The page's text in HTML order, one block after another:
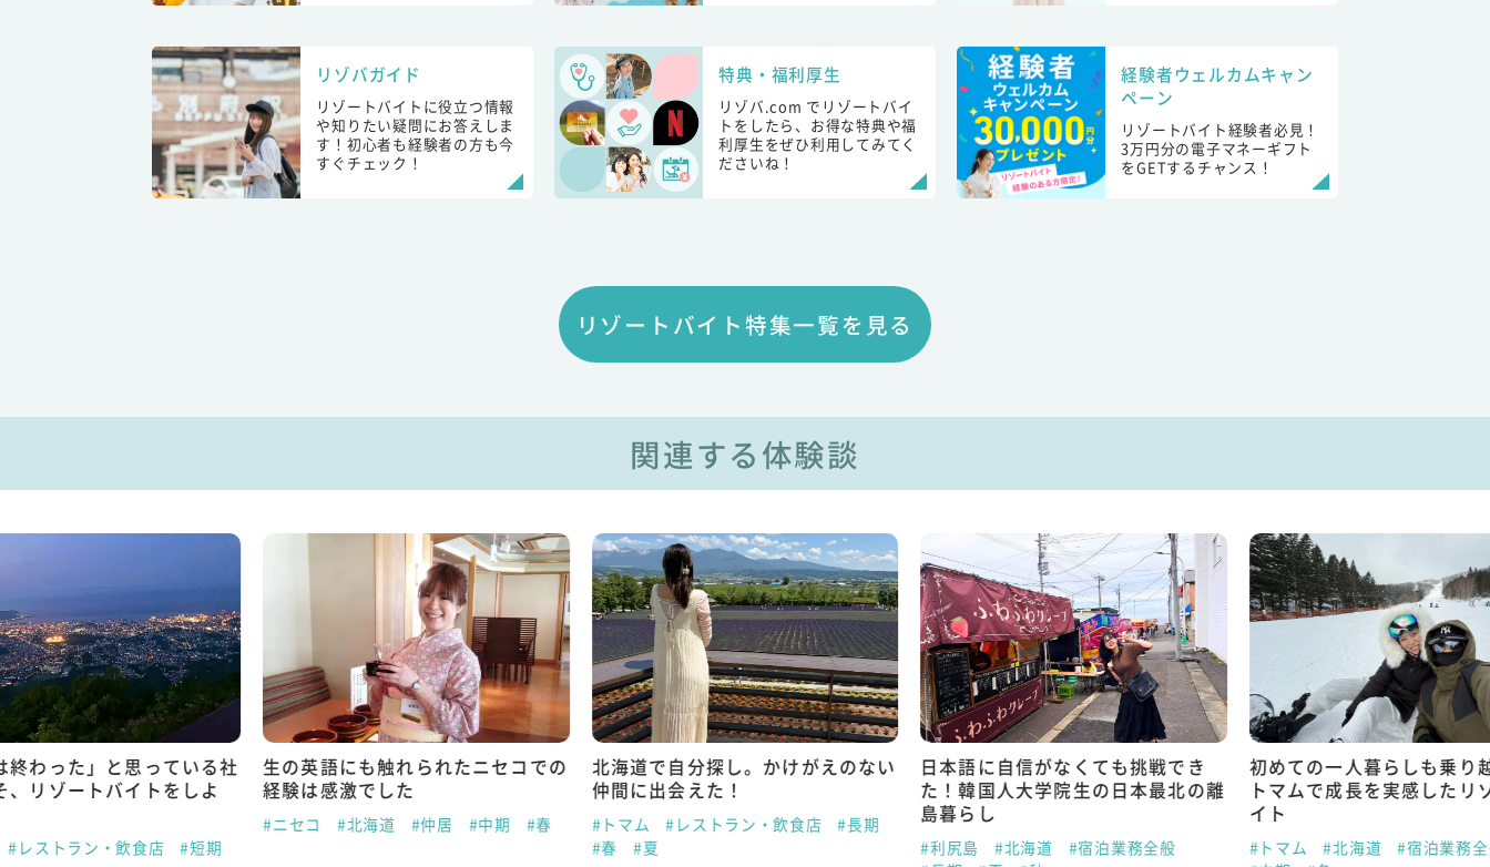
リゾバガイド
リゾートバイトに役立つ情報
や知りたい疑問にお答えしま
す！初心者も経験者の方も今
すぐチェック！
特典・福利厚生
リゾバ.com でリゾートバイ
トをしたら、お得な特典や福
利厚生をぜひ利用してみてく
ださいね！
経験者ウェルカムキャン
ペーン
リゾートバイト経験者必見！
3万円分の電子マネーギフト
をGETするチャンス！
リゾートバイト特集一覧を見る
関連する体験談
終わった」と思っている社
、リゾートバイトをしよ
#レストラン・飲食店 #短期
生の英語にも触れられたニセコでの
経験は感激でした
#ニセコ #北海道 #仲居 #中期 #春
北海道で自分探し。かけがえのない
仲間に出会えた！
#トマム #レストラン・飲食店
#長期
#春
#夏
日本語に自信がなくても挑戦でき
た！韓国人大学院生の日本最北の離
島暮らし
#利尻島 #北海道
#宿泊業務全般
初めての一人暮らしも乗り
トマムで成長を実感したリ
イト
#トマム #北海道
#宿泊業務